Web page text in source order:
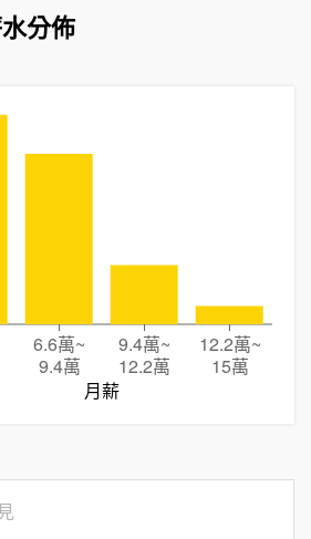
分佈
6.6萬~
9.4萬
9.4萬~
12.2萬
12.2萬~
15萬
月薪